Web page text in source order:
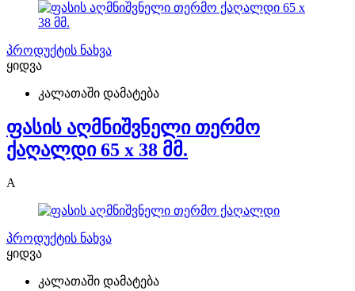
პროდუქტის ნახვა
ყიდვა
კალათაში დამატება
ფასის აღმნიშვნელი თერმო
ქაღალდი 65 x 38 მმ.
A
პროდუქტის ნახვა
ყიდვა
კალათაში დამატება